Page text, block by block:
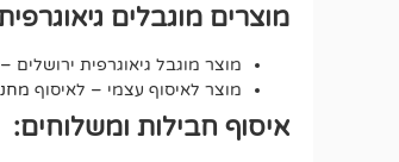
מוצרים מוגבלים
מוצר מוגבל גיאוגרפית
מוצר לאיסוף עצמי – לאיסוף
איסוף חבילות ומשלוחים: